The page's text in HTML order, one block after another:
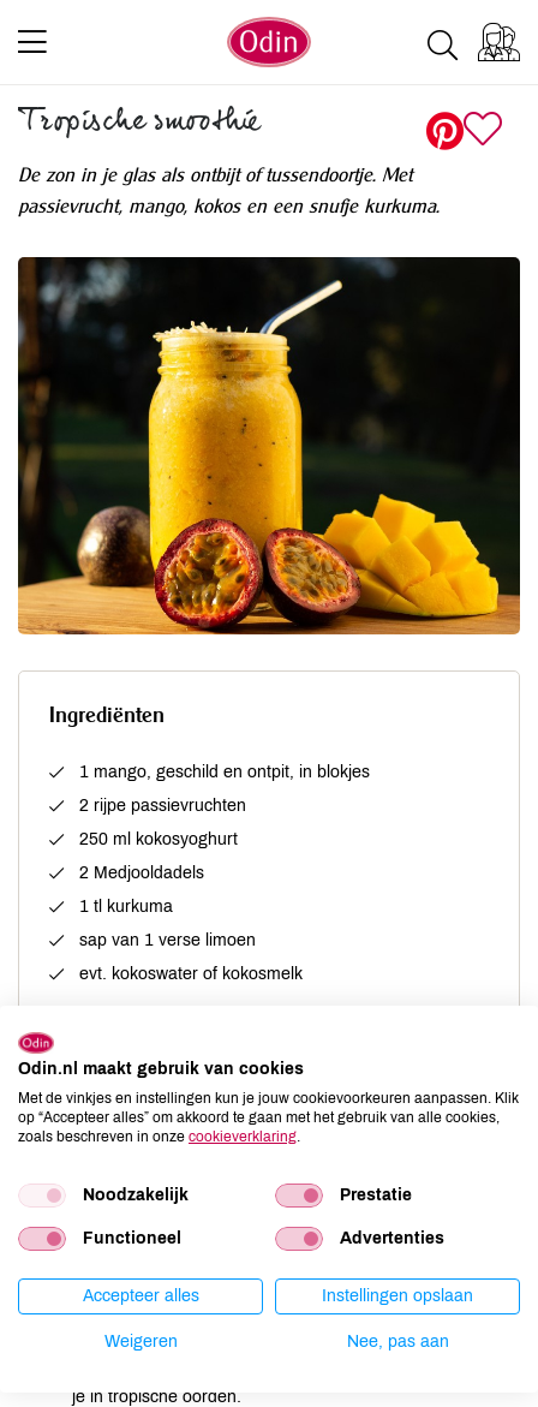
Tropische smoothie
De zon in je glas als ontbijt of tussendoortje. Met
passievrucht, mango, kokos en een snufje kurkuma.
Ingrediënten
1 mango, geschild en ontpit, in blokjes
2 rijpe passievruchten
250 ml kokosyoghurt
2 Medjooldadels
1 tl kurkuma
sap van 1 verse limoen
evt. kokoswater of kokosmelk
Bereiding
Haal de pitten uit de dadels.
Doe alles in een blender (of gebruik een staafmixer) en
Als je 'm te dik vindt kun je er nog wat kokoswater of -melk
bijgieten.
je in tropische oorden.
Odin.nl maakt gebruik van cookies
Met de vinkjes en instellingen kun je jouw cookievoorkeuren aanpassen. Klik
op “Accepteer alles” om akkoord te gaan met het gebruik van alle cookies,
zoals beschreven in onze cookieverklaring
Noodzakelijk Prestatie
Functioneel Advertenties
Accepteer alles Instellingen opslaan
Weigeren Nee, pas aan